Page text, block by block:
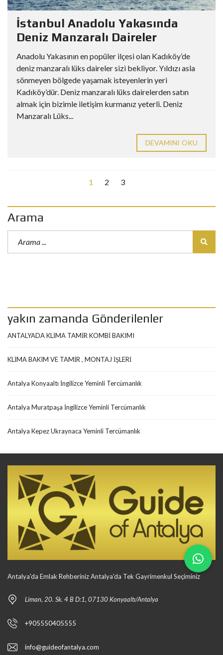
İstanbul Anadolu Yakasında
Deniz Manzaralı Daireler
Anadolu Yakasının en popüler ilçesi olan Kadıköy’de
deniz manzaralı lüks daireler sizi bekliyor. Yıldızı asla
sönmeyen bölgede yaşamak isteyenlerin yeri
Kadıköy’dür. Deniz manzaralı lüks dairelerden satın
almak için bizimle iletişim kurmanız yeterli. Deniz
Manzaralı Lüks...
DEVAMINI OKU
1 2 3
Arama
yakın zamanda Gönderilenler
ANTALYADA KLİMA TAMİR KOMBİ BAKIMI
KLİMA BAKIM VE TAMİR , MONTAJ İŞLERİ
Antalya Konyaaltı İngilizce Yeminli Tercümanlık
Antalya Muratpaşa İngilizce Yeminli Tercümanlık
Antalya Kepez Ukraynaca Yeminli Tercümanlık
Antalya'da Emlak Rehberiniz Antalya'da Tek Gayrimenkul Seçiminiz
Liman, 20. Sk. 4 B D:1, 07130 Konyaaltı/Antalya
+905550405555
info@guideofantalya.com